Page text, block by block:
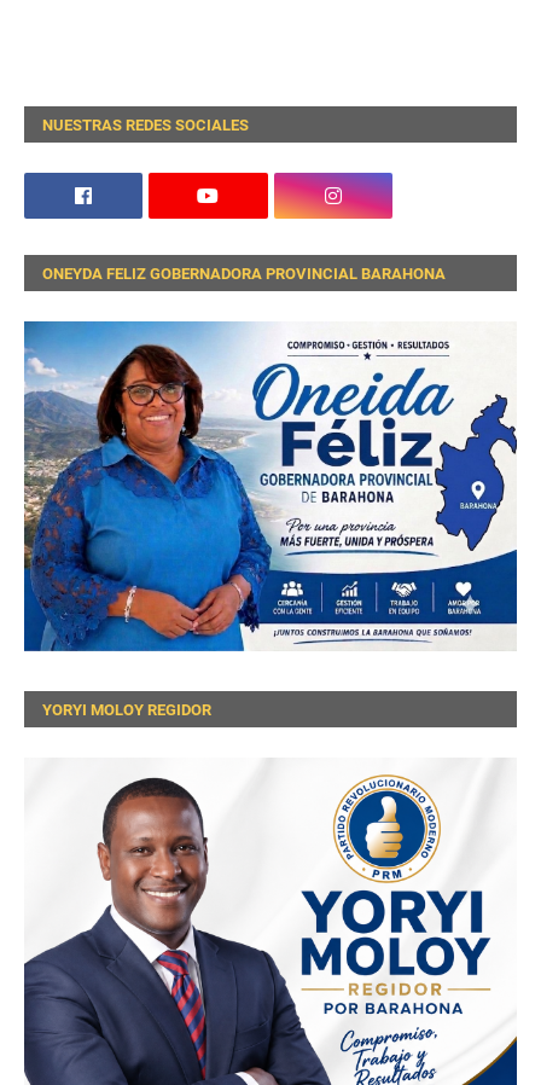
NUESTRAS REDES SOCIALES
ONEYDA FELIZ GOBERNADORA PROVINCIAL BARAHONA
YORYI MOLOY REGIDOR